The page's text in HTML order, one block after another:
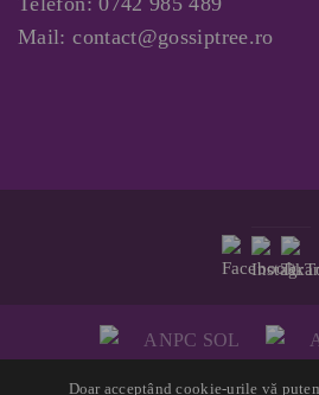
Mail:contact@gossiptree.ro
Doar acceptând cookie-urile vă